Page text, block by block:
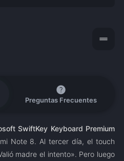
drag_handle
help
Preguntas Frecuentes
SwiftKey Keyboard Premium
Note 8. Al tercer día, el touch
madre el intento». Pero luego